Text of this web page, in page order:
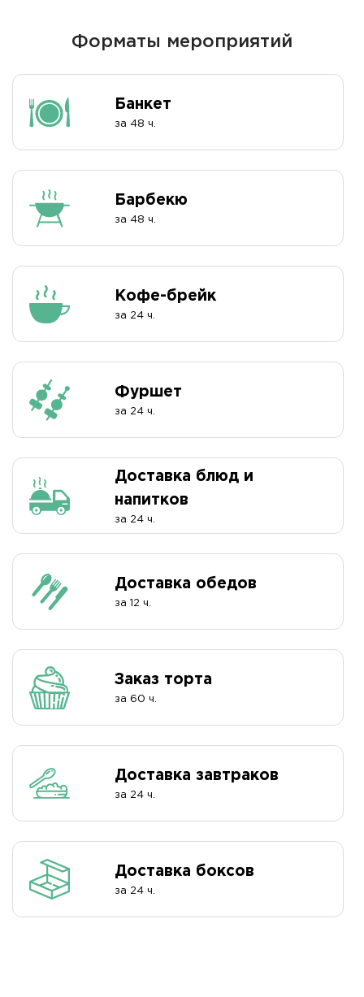
Форматы мероприятий
Банкет
за 48 ч.
Барбекю
за 48 ч.
Кофе-брейк
за 24 ч.
Фуршет
за 24 ч.
Доставка блюд и
напитков
за 24 ч.
Доставка обедов
за 12 ч.
Заказ торта
за 60 ч.
Доставка завтраков
за 24 ч.
Доставка боксов
за 24 ч.